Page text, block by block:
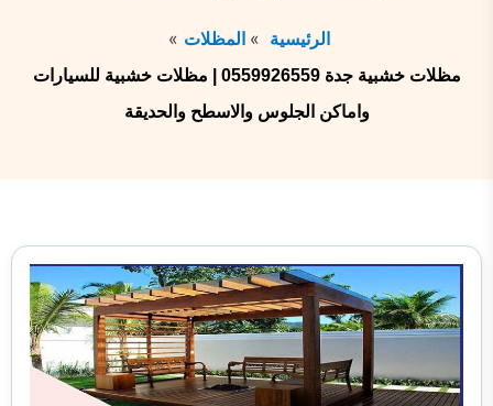
الرئيسية
المظلات
مظلات خشبية جدة 0559926559 | مظلات خشبية للسيارات
واماكن الجلوس والاسطح والحديقة